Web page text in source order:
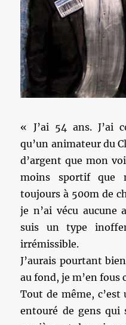
« J’ai 54 ans. J’ai
qu’un animateur du
d’argent que mon
moins sportif que
toujours à 500m de
je n’ai vécu aucune
suis un type
irrémissible.
J’aurais pourtant
au fond, je m’en fous
Tout de même,
entouré de gens qui